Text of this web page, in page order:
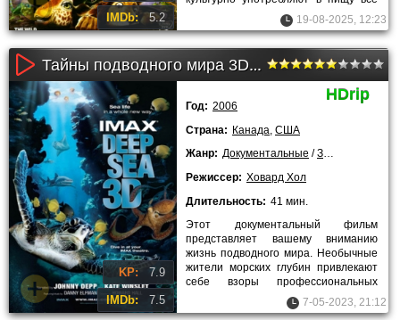
IMDb: 5.2
то, что им доставляют работники
19-08-2025, 12:23
Тайны подводного мира 3D (2006)
KP: 7.9
IMDb: 7.5
HDrip
Год: 2006
Страна: Канада США
Жанр: Документальные /Зарубежные
Режиссер: Ховард Хол
Длительность: 41 мин.
Этот документальный фильм
представляет вашему вниманию
жизнь подводного мира. Необычные
жители морских глубин привлекают
себе взоры профессиональных
дайверов и неопытных любителей.
Прелесть
7-05-2023, 21:12